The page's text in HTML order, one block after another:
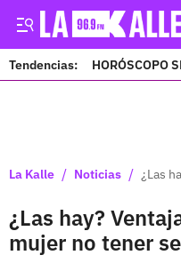
Tendencias: HORÓSCOPO
La Kalle / Noticias / ¿Las
¿Las hay?
mujer no tener